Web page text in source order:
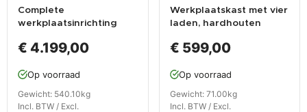
Complete
werkplaatsinrichting
gereedschapskast, 4 x
x 200 cm
€ 4.199,00
Op voorraad
Gewicht: 540.10kg
Incl. BTW / Excl.
Werkplaatskast met vier
laden, hardhouten
gereedschapsbord en
200 cm
€ 599,00
Op voorraad
Gewicht: 71.00kg
Incl. BTW / Excl.